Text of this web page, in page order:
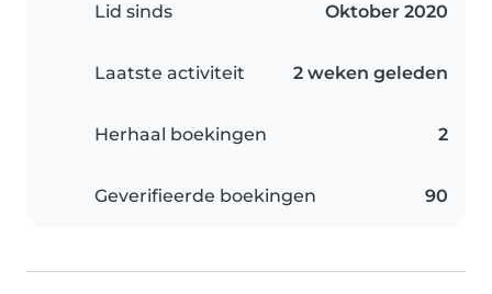
Lid sinds Oktober 2020
Laatste activiteit 2 weken geleden
Herhaal boekingen 2
Geverifieerde boekingen 90